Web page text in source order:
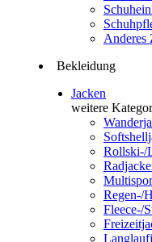
Anderes
Bekleidung
Jacken
weitere
Rollski-/
Regen-/
Fleece-/